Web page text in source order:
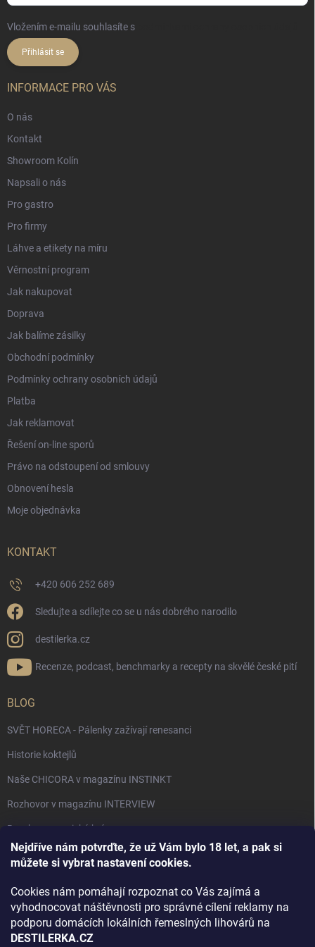
Nejdříve nám potvrďte, že už Vám bylo 18 let, a pak si
můžete si vybrat nastavení cookies.
Cookies nám pomáhají rozpoznat co Vás zajímá a
vyhodnocovat náštěvnosti pro správné cílení reklamy na
podporu domácích lokálních řemeslných lihovárů na
DESTILERKA.CZ
Vložením e-mailu souhlasíte s
Přihlásit se
INFORMACE PRO VÁS
O nás
Kontakt
Showroom Kolín
Napsali o nás
Pro gastro
Pro firmy
Láhve a etikety na míru
Věrnostní program
Jak nakupovat
Doprava
Jak balíme zásilky
Obchodní podmínky
Podmínky ochrany osobních údajů
Platba
Jak reklamovat
Řešení on-line sporů
Právo na odstoupení od smlouvy
Obnovení hesla
Moje objednávka
KONTAKT
+420 606 252 689
Sledujte a sdílejte co se u nás dobrého narodilo
destilerka.cz
Recenze, podcast, benchmarky a recepty na skvělé české pití
BLOG
SVĚT HORECA - Pálenky zažívají renesanci
Historie koktejlů
Naše CHICORA v magazínu INSTINKT
Rozhovor v magazínu INTERVIEW
Bourbon, americká krása.
Napsali v TÝDNU o naší práci
Rozhovor s DESTILERKA.CZ v magazínu DRINKING-CAT
Jak vybrat dárek na Vánoce